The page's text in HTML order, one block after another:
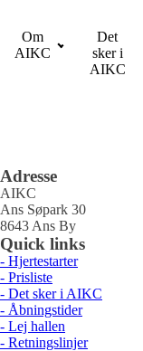
Om
AIKC
Det
sker i
AIKC
Adresse
AIKC
Ans Søpark 30
8643 Ans By
Quick links
- Hjertestarter
- Prisliste
- Det sker i AIKC
- Åbningstider
- Lej hallen
- Retningslinjer